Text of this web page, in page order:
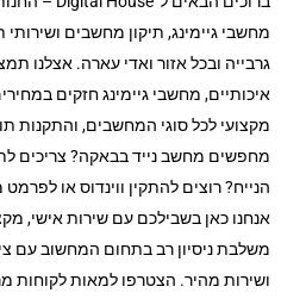
מחשבי גיימינג, תיקון מחשבים
גרבייה ובכל אזור ואדי עארה. אצלנו
איכותיים, מחשבי גיימינג חזקים
מקצועי לכל סוגי המחשבים, והתקנות
מחפשים מחשב נייד בבאקה? צריכים
הנייח? רוצים להתקין ווינדוס או
אנחנו כאן בשבילכם עם שירות אישי,
משלבת ניסיון רב בתחום המחשוב עם
ושירות מהיר. הצטרפו למאות לקוחות